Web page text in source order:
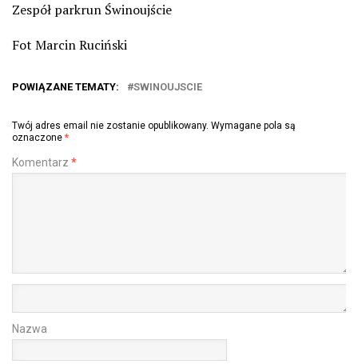
Zespół parkrun Świnoujście
Fot Marcin Ruciński
POWIĄZANE TEMATY: SWINOUJSCIE
Twój adres email nie zostanie opublikowany. Wymagane pola są
oznaczone *
Komentarz *
Nazwa